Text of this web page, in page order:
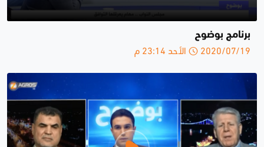
برنامج بوضوح
2020/07/19 الأحد 23:14 م